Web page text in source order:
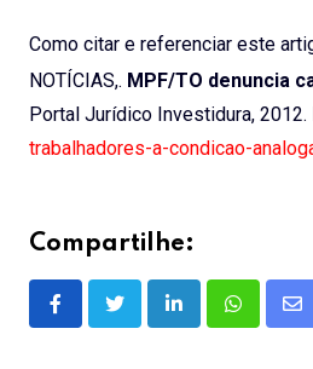
Como citar e referenciar este
NOTÍCIAS,. MPF/TO denuncia
Portal Jurídico Investidura,
trabalhadores-a-condicao-
Compartilhe:
LinkedInWhatsapp